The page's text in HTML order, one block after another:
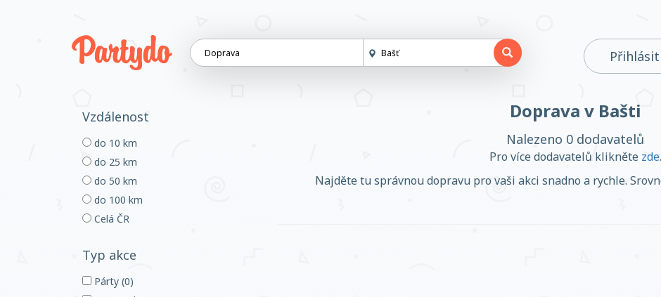
Vzdálenost
do 10 km
do 25 km
do 50 km
do 100 km
Celá ČR
Typ akce
Párty (0)
Doprava v Bašti
Nalezeno 0 dodavatelů
Pro více dodavatelů klikněte zde.
Najděte tu správnou dopravu pro vaši akci snadno a rychle.